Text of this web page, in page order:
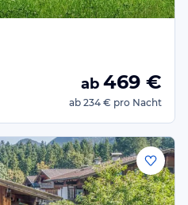
ab 469 €
ab 234 € pro Nacht